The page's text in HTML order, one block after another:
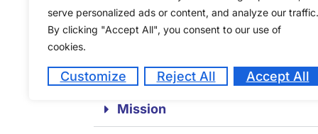
serve personalized ads or content, and analyze our traffic.
By clicking "Accept All", you consent to our use of
cookies.
Customize Reject All Accept All
Vision
Mission